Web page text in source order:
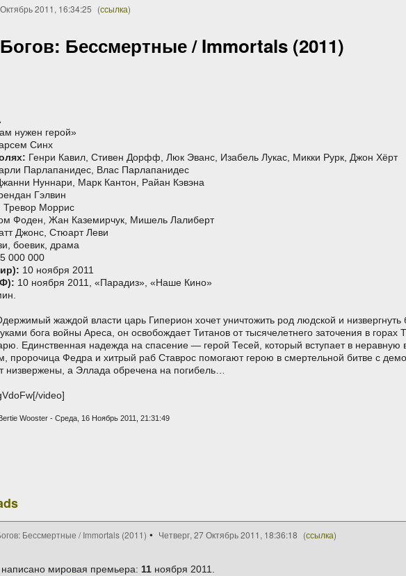
2011, 16:34:25 (ссылка)
Бессмертные / Immortals (2011)
нужен герой»
Синх
Генри Кавил, Стивен Дорфф, Люк Эванс, Изабель Лукас, Микки Рурк, Джон Хёрт
Парлапанидес, Влас Парлапанидес
Нуннари, Марк Кантон, Райан Кэвэна
Гэлвин
Тревор Моррис
Фоден, Жан Каземирчук, Мишель Лалиберт
Джонс, Стюарт Леви
боевик, драма
000 000
10 ноября 2011
10 ноября 2011, «Парадиз», «Наше Кино»
жаждой власти царь Гиперион хочет уничтожить род людской и
бога войны Ареса, он освобождает Титанов от тысячелетнего заточения в горах
Единственная надежда на спасение — герой Тесей, который вступает в неравную
пророчица Федра и хитрый раб Ставрос помогают герою в смертельной битве с
низвержены, а Эллада обречена на погибель…
video]
Wooster - Среда, 16 Ноябрь 2011, 21:31:49
Бессмертные / Immortals (2011) Четверг, 27 Октябрь 2011, 18:36:18 (ссылка)
мировая премьера: 11ноября 2011.